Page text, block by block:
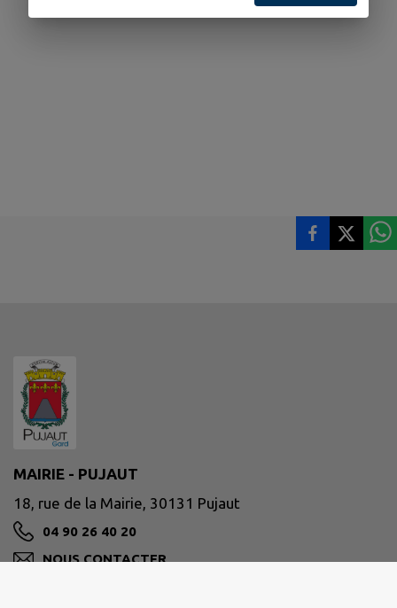
MAIRIE - PUJAUT
18, rue de la Mairie, 30131 Pujaut
04 90 26 40 20
NOUS CONTACTER